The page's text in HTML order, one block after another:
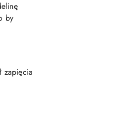
by
zapięcia